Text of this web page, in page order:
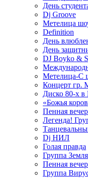
День
Dj Groove
Метелица
Definition
День
День
DJ Boyko &
Метелица-С
Концерт гр.
Диско 80-х
«Божья
Пенная
Легенда!
Dj НИЛ
Голая правда
Группа
Пенная
Группа